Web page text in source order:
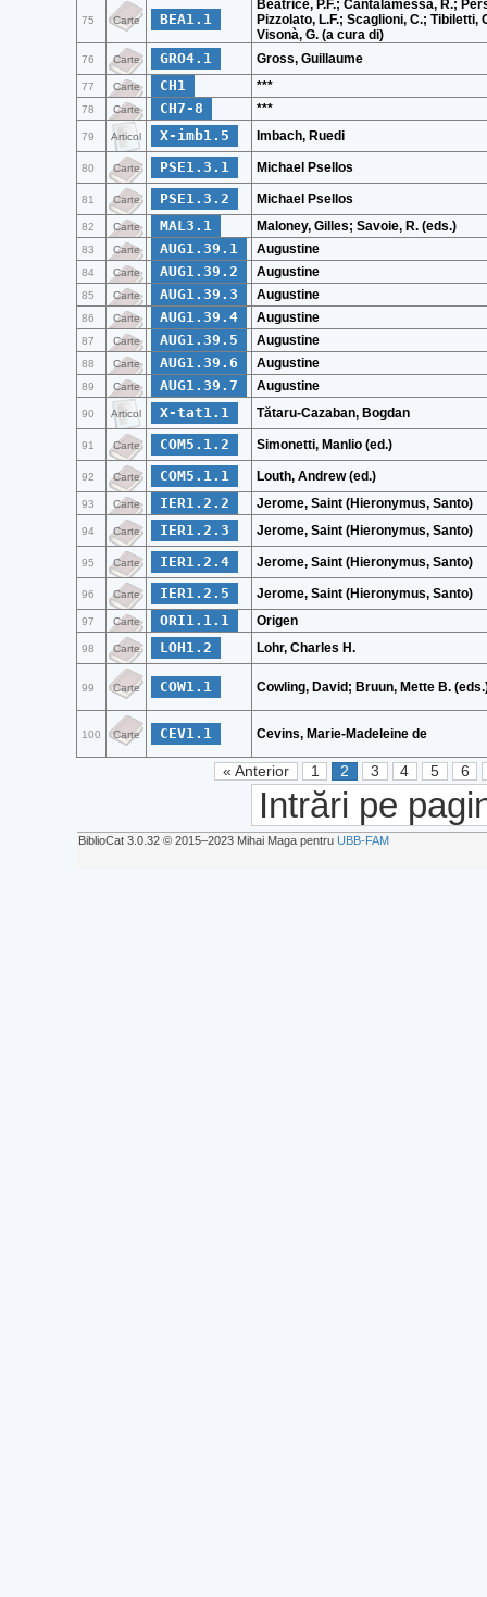
75 Carte BEA1.1
Beatrice, P.F.; Cantalamessa, R.;
Pizzolato, L.F.; Scaglioni, C.; Tibiletti,
Visonà, G. (a cura di)
76 Carte GRO4.1 Gross, Guillaume
77 Carte CH1 ***
78 Carte CH7-8 ***
79 Articol X-imb1.5 Imbach, Ruedi
80 Carte PSE1.3.1 Michael Psellos
81 Carte PSE1.3.2 Michael Psellos
82 Carte MAL3.1 Maloney, Gilles; Savoie, R. (eds.)
83 Carte AUG1.39.1 Augustine
84 Carte AUG1.39.2 Augustine
85 Carte AUG1.39.3 Augustine
86 Carte AUG1.39.4 Augustine
87 Carte AUG1.39.5 Augustine
88 Carte AUG1.39.6 Augustine
89 Carte AUG1.39.7 Augustine
90 Articol X-tat1.1 Tătaru-Cazaban, Bogdan
91 Carte COM5.1.2 Simonetti, Manlio (ed.)
92 Carte COM5.1.1 Louth, Andrew (ed.)
93 Carte IER1.2.2 Jerome, Saint (Hieronymus, Santo)
94 Carte IER1.2.3 Jerome, Saint (Hieronymus, Santo)
95 Carte IER1.2.4 Jerome, Saint (Hieronymus, Santo)
96 Carte IER1.2.5 Jerome, Saint (Hieronymus, Santo)
97 Carte ORI1.1.1 Origen
98 Carte LOH1.2 Lohr, Charles H.
99 Carte COW1.1 Cowling, David; Bruun, Mette B.
100 Carte CEV1.1 Cevins, Marie-Madeleine de
« Anterior 1 2 3 4 5 6
Intrări pe
BiblioCat 3.0.32 © 2015‒2023 Mihai Maga pentru UBB-FAM